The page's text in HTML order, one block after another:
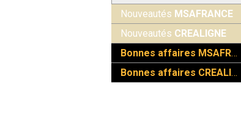
Nouveautés MSAFRANCE
Nouveautés CREALIGNE
Bonnes affaires MSAFRANCE
Bonnes affaires CREALIGNE